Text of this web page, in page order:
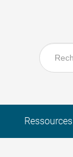
Ressources